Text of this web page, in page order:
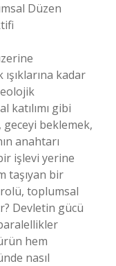
Düzen
kadar
katılımı gibi
beklemek,
anahtarı
işlevi yerine
taşıyan bir
toplumsal
Devletin gücü
hem
nasıl